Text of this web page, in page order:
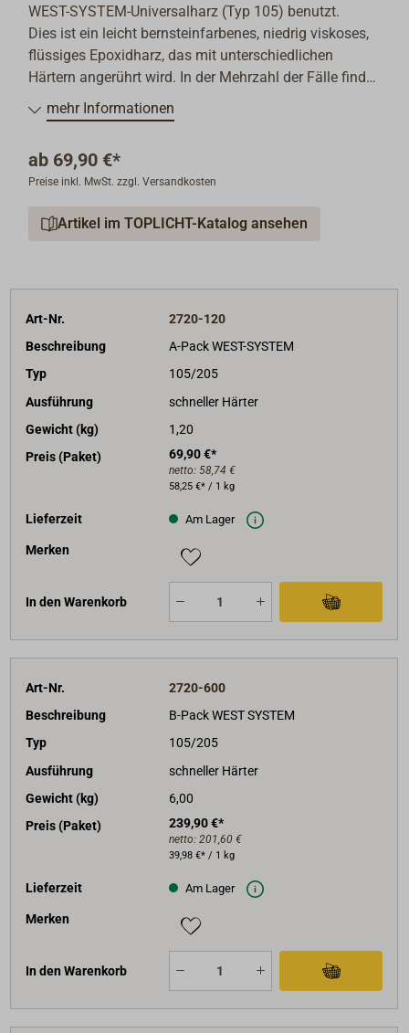
WEST-SYSTEM-Universalharz (Typ 105) benutzt.
Dies ist ein leicht bernsteinfarbenes, niedrig viskoses,
flüssiges Epoxidharz, das mit unterschiedlichen
Härtern angerührt wird. In der Mehrzahl der Fälle findet
der Härter Typ 205 für schnelle Aushärtung (Topfzeit
10-15 min. bei 25 °C) Verwendung. Für großflächige
30 min. bei 25 °C) zu empfehlen.
ausführlichen Verarbeitungshinweise unter
sowie auch einzelne Komponenten.
Bei Erstanwendung sollten unbedingt die
bei Epoxy-Arbeiten eine hohe Mischgenauigkeit
erforderlich ist.
Das Mischungsverhältnis nach Volumen bei den
Standardhärtern (Typ 205 und 206) beträgt 5:1.
mehr Informationen
ab 69,90 €*
Preise inkl. MwSt. zzgl. Versandkosten
Artikel im TOPLICHT-Katalog ansehen
Art-Nr.
2720-120
Beschreibung
A-Pack WEST-SYSTEM
Typ
105/205
Ausführung
schneller Härter
Gewicht (kg)
1,20
Preis (Paket)
69,90 €*
netto: 58,74 €
58,25 €* / 1 kg
Lieferzeit Am Lager
Merken
In den Warenkorb
Art-Nr.
2720-600
Beschreibung
B-Pack WEST SYSTEM
Typ
105/205
Ausführung
schneller Härter
Gewicht (kg)
6,00
Preis (Paket)
239,90 €*
netto: 201,60 €
39,98 €* / 1 kg
Lieferzeit Am Lager
Merken
In den Warenkorb